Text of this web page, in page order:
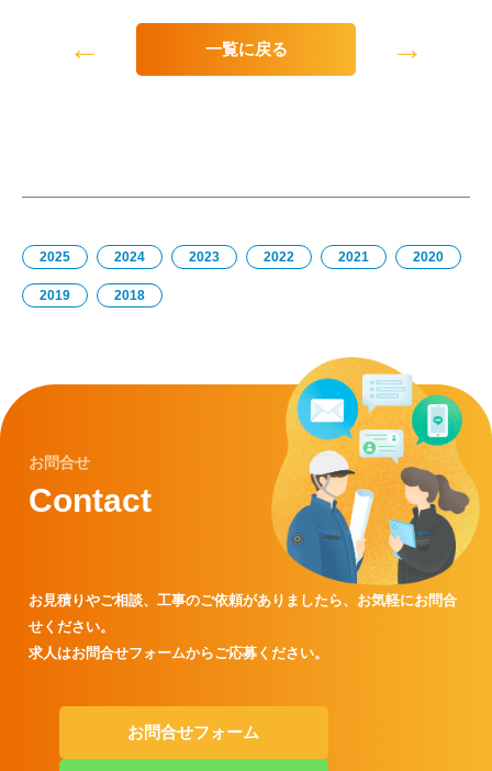
← 一覧に戻る →
2025 2024 2023 2022 2021 2020
2019 2018
お問合せ
Contact
お見積りやご相談、工事のご依頼がありましたら、 お気軽にお問合
せください。
求人はお問合せフォームからご応募ください。
お問合せフォーム